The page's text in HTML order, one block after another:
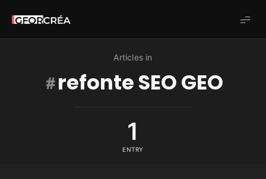
Studio
GforCréa
Articles in
refonte SEO GEO
1
ENTRY